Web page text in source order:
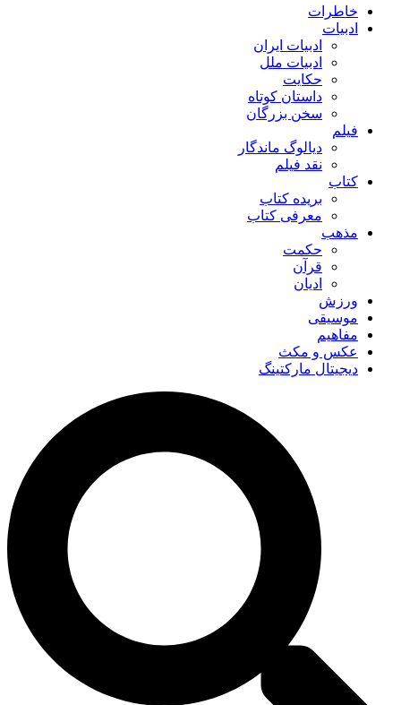
خاطرات
ادبیات
ادبیات ایران
ادبیات ملل
حکایت
داستان کوتاه
سخن بزرگان
فیلم
دیالوگ ماندگار
نقد فیلم
کتاب
بریده کتاب
معرفی کتاب
مذهب
حکمت
قرآن
ادیان
ورزش
موسیقی
مفاهیم
عکس و مکث
دیجیتال مارکتینگ